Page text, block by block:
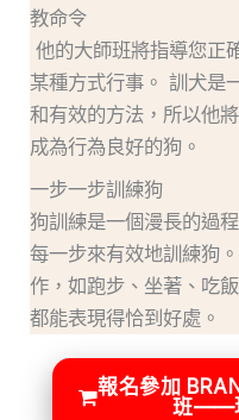
教命令
他的大師班將指導您正
某種方式行事。 訓犬是
和有效的方法，所以他
成為行為良好的狗。
一步一步訓練狗
狗訓練是一個漫長的過
每一步來有效地訓練狗
作，如跑步、坐著、吃
都能表現得恰到好處。
報名參加
班——